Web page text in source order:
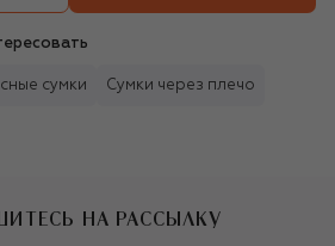
сумки Сумки через плечо
НА РАССЫЛКУ